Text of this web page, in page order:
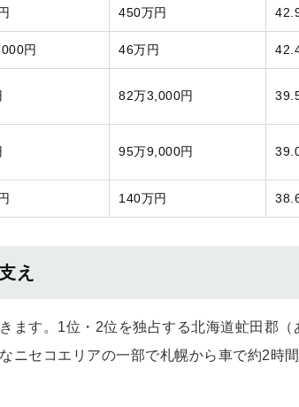
450万円
円 46万円
82万3,000円
95万9,000円
140万円
え
ます。1位・2位を独占する北海道虻田郡（
ニセコエリアの一部で札幌から車で約2時